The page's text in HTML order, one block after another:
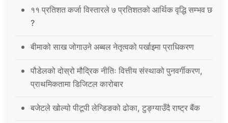
११ प्रतिशत कर्जा विस्तारले ७ प्रतिशतको आर्थिक वृद्धि सम्भव छ
?
बीमाको साख जोगाउने अब्बल नेतृत्वको पर्खाइमा प्राधिकरण
पौडेलको दोस्रो मौद्रिक नीतिः वित्तीय संस्थाको पुनवर्गीकरण,
प्राथमिकतामा डिजिटल कारोबार
बजेटले खोल्यो पीटूपी लेन्डिङको ढोका, टुङ्ग्याउँदै राष्ट्र बैंक